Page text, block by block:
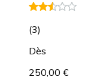
(3)
Dès
250,00 €